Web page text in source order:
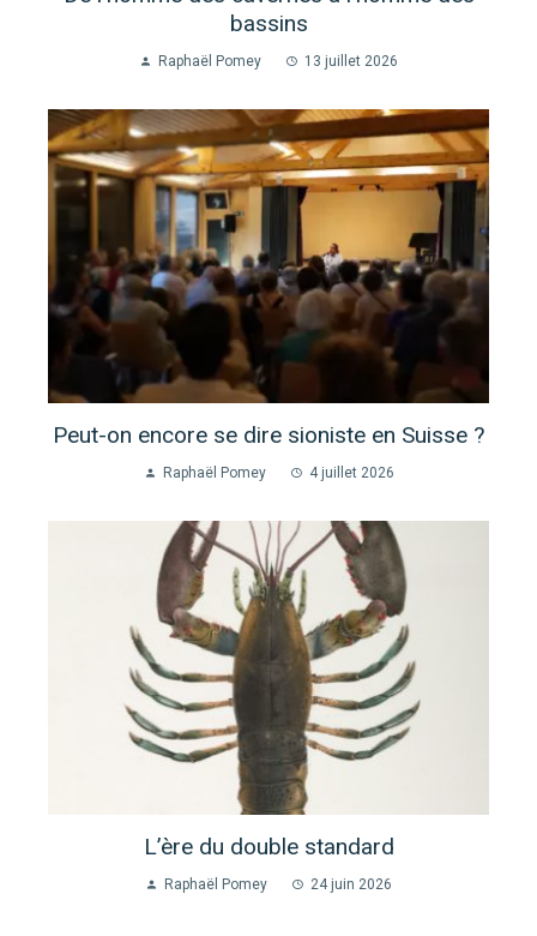
bassins
Raphaël Pomey 13 juillet 2026
Peut-on encore se dire sioniste en Suisse ?
Raphaël Pomey 4 juillet 2026
L’ère du double standard
Raphaël Pomey 24 juin 2026